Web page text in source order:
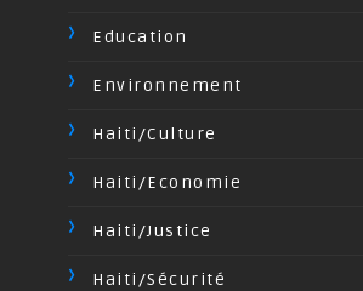
Education
Environnement
Haiti/Culture
Haiti/Economie
Haiti/Justice
Haiti/Sécurité